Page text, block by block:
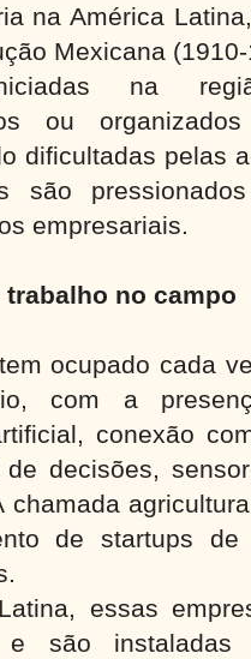
na América
Mexicana
na
ou
dificultadas pelas
são
empresariais.
trabalho no campo
ocupado cada
com a
conexão
de decisões,
chamada
de startups de
essas
e são